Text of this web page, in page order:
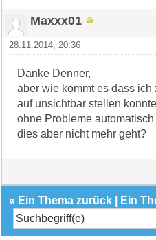
Maxxx01
28.11.2014, 20:36
Danke Denner,
aber wie kommt es dass
auf unsichtbar stellen
ohne Probleme
dies aber nicht mehr geht?
« Ein Thema zurück Ein